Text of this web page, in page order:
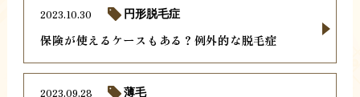
保険が使えるケースもある？例外的な脱毛症
2023.10.30 円形脱毛症
2023.09.28 薄毛